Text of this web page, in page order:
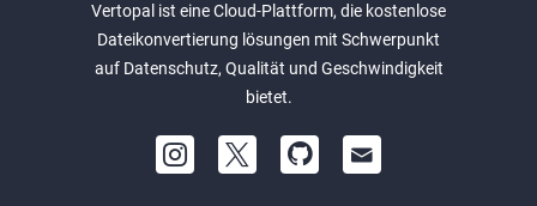
Vertopal ist eine Cloud-Plattform, die kostenlose
Dateikonvertierung lösungen mit Schwerpunkt
auf Datenschutz, Qualität und Geschwindigkeit
bietet.